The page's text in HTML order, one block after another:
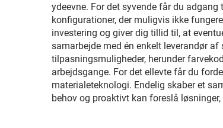
ydeevne. For det syvende får du
konfigurationer, der muligvis ikke
investering og giver dig tillid til, at
samarbejde med én enkelt leverandør
tilpasningsmuligheder, herunder
arbejdsgange. For det ellevte får du
materialeteknologi. Endelig skaber et
behov og proaktivt kan foreslå